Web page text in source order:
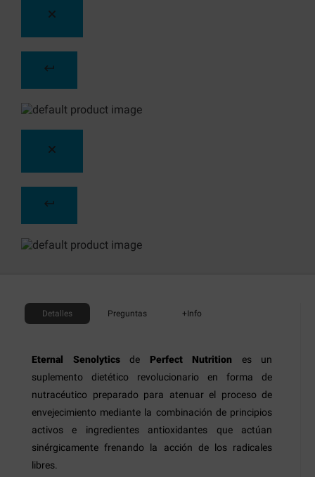
Detalles Preguntas +Info
Eternal Senolyticsde Perfect Nutrition es un
suplemento dietético revolucionario en forma de
nutracéutico preparado para atenuar el proceso de
envejecimiento mediante la combinación de principios
activos e ingredientes antioxidantes que actúan
sinérgicamente frenando la acción de los radicales
libres.